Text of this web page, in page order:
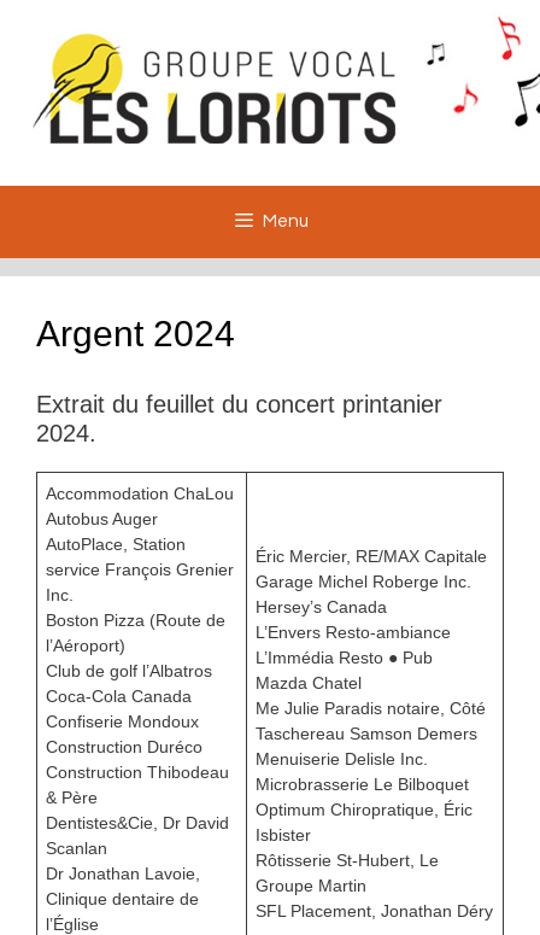
contenu
Menu
Argent 2024
Extrait du feuillet du concert printanier
2024.
Accommodation ChaLou
Autobus Auger
AutoPlace, Station
service François Grenier
Inc.
Boston Pizza (Route de
l’Aéroport)
Club de golf l’Albatros
Coca-Cola Canada
Confiserie Mondoux
Construction Duréco
Construction Thibodeau
& Père
Dentistes&Cie, Dr David
Scanlan
Dr Jonathan Lavoie,
Clinique dentaire de
l’Église
Éric Mercier, RE/MAX Capitale
Garage Michel Roberge Inc.
Hersey’s Canada
L’Envers Resto-ambiance
L’Immédia Resto ● Pub
Mazda Chatel
Me Julie Paradis notaire, Côté
Taschereau Samson Demers
Menuiserie Delisle Inc.
Microbrasserie Le Bilboquet
Optimum Chiropratique, Éric
Isbister
Rôtisserie St-Hubert, Le
Groupe Martin
SFL Placement, Jonathan Déry